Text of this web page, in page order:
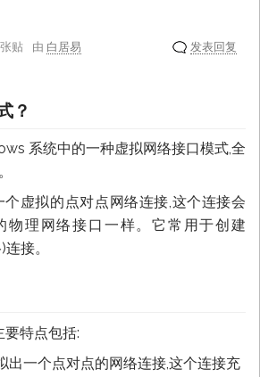
张贴 由 白居易 发表回复
？
系统中的一种虚拟网络接口模式,全
虚拟的点对点网络连接,这个连接会
物理网络接口一样。它常用于创建
接。
特点包括:
出一个点对点的网络连接,这个连接充